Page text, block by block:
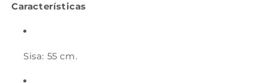
Características
Sisa: 55 cm.